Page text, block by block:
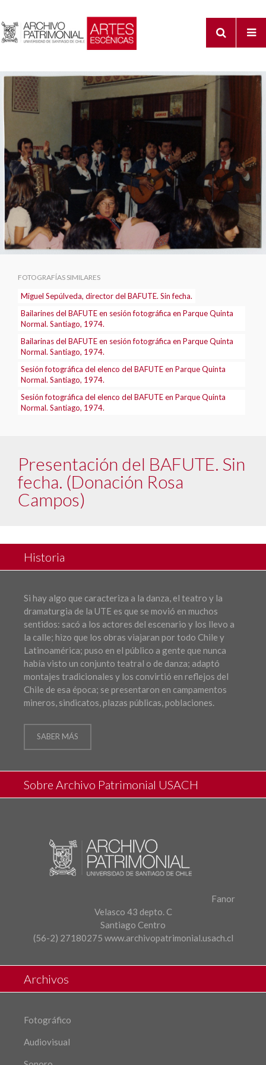
FOTOGRAFÍAS SIMILARES
Miguel Sepúlveda, director del BAFUTE. Sin fecha.
Bailarines del BAFUTE en sesión fotográfica en Parque Quinta
Normal. Santiago, 1974.
Bailarinas del BAFUTE en sesión fotográfica en Parque Quinta
Normal. Santiago, 1974.
Sesión fotográfica del elenco del BAFUTE en Parque Quinta
Normal. Santiago, 1974.
Sesión fotográfica del elenco del BAFUTE en Parque Quinta
Normal. Santiago, 1974.
Presentación del BAFUTE. Sin
fecha. (Donación Rosa
Campos)
Historia
Si hay algo que caracteriza a la danza, el teatro y la
dramaturgia de la UTE es que se movió en muchos
sentidos: sacó a los actores del escenario y los llevo a
la calle; hizo que los obras viajaran por todo Chile y
Latinoamérica; puso en el público a gente que nunca
había visto un conjunto teatral o de danza; adaptó
montajes tradicionales y los convirtió en reflejos del
Chile de esa época; se presentaron en campamentos
mineros, sindicatos, plazas públicas, poblaciones.
SABER MÁS
Sobre Archivo Patrimonial USACH
Fanor
Velasco 43 depto. C
Santiago Centro
(56-2) 27180275 www.archivopatrimonial.usach.cl
Archivos
Fotográfico
Audiovisual